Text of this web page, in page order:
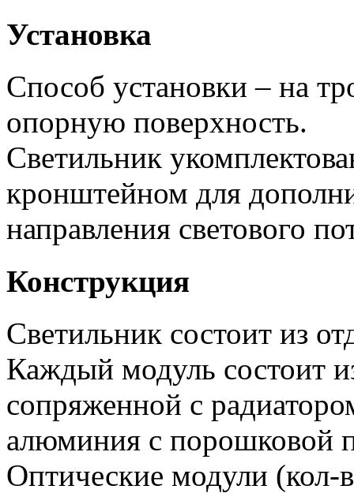
Установка
Способ установки – на
опорную поверхность.
Светильник
кронштейном для
направления светового
Конструкция
Светильник состоит из
Каждый модуль состоит
сопряженной с
алюминия с порошковой
Оптические модули (кол-